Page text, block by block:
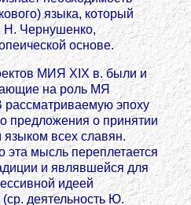
языка, который
Н. Чернушенко,
основе.
МИЯ XIX в. были и
на роль МЯ
эпоху
предложения о принятии
языком всех славян.
эта мысль переплетается
и являвшейся для
идеей
(ср. деятельность Ю.